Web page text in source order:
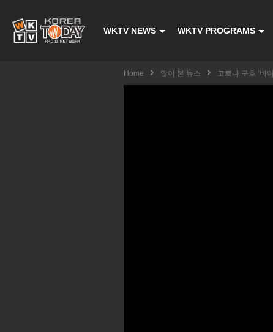
WKTV NEWS WKTV PROGRAMS
Home 많이 본 뉴스 코로나 구호 ‘바